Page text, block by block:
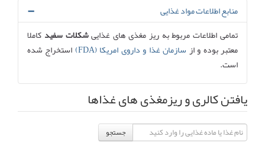
منابع اطلاعات مواد غذایی
تمامی اطلاعات مربوط به ریز مغذی های غذاییشکلات سفید کاملا
معتبر بوده و از سازمان غذا و داروی امریکا (FDA)
استخراج شده
است.
یافتن کالری و ریزمغذی های غذاها
جستجو